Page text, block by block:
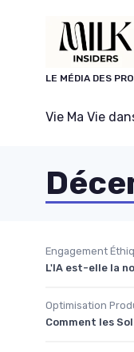
LE MÉDIA DES
Vie Ma Vie
Engagement
L'IA est-elle la
Optimisation
Comment les